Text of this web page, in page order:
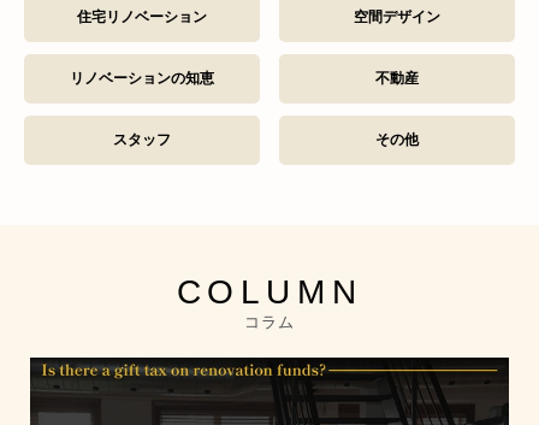
住宅リノベーション 空間デザイン
リノベーションの知恵 不動産
スタッフ その他
COLUMN
コラム